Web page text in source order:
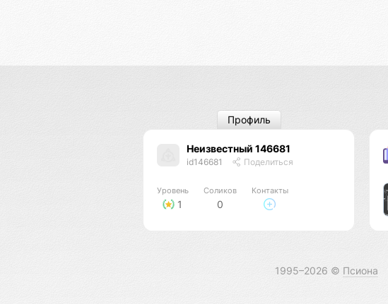
Неизвестный 146681
id146681 Поделиться
Уровень
1
Соликов
0
Контакты
Профиль
1995–2026 © Псиона